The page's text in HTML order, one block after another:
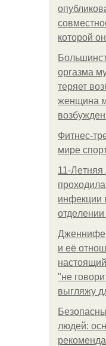
которой
оргазма
теряет
женщина
Фитнес-
мире
11-Лeтняя
инфeкции
и её
"не
выгляжу
людей: